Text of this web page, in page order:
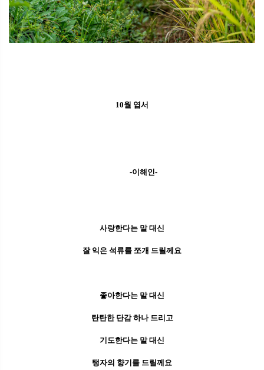
10월 엽서
-이해인-
사랑한다는 말 대신
잘 익은 석류를 쪼개 드릴께요
좋아한다는 말 대신
탄탄한 단감 하나 드리고
기도한다는 말 대신
탱자의 향기를 드릴께요